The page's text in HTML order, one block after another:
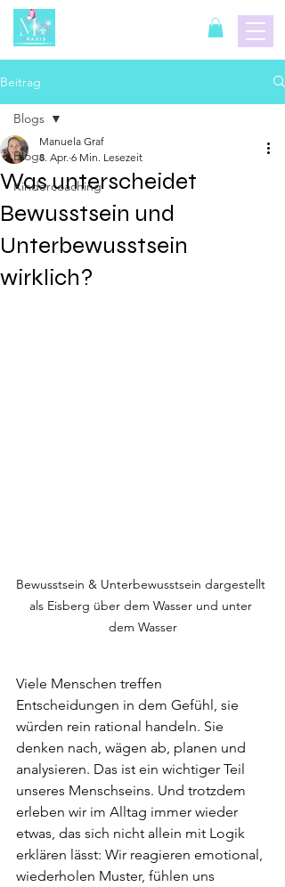
Beitrag
Blogs
Kindercoaching
Blogs
Was unterscheidet
Bewusstsein und
Unterbewusstsein
wirklich?
Manuela Graf
8. Apr. 6 Min. Lesezeit
Bewusstsein & Unterbewusstsein dargestellt
als Eisberg über dem Wasser und unter
dem Wasser
Viele Menschen treffen
Entscheidungen in dem Gefühl, sie
würden rein rational handeln. Sie
denken nach, wägen ab, planen und
analysieren. Das ist ein wichtiger Teil
unseres Menschseins. Und trotzdem
erleben wir im Alltag immer wieder
etwas, das sich nicht allein mit Logik
erklären lässt: Wir reagieren emotional,
wiederholen Muster, fühlen uns